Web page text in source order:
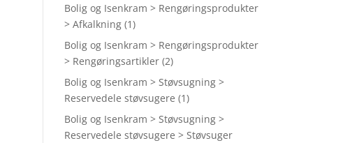
Bolig og Isenkram > Rengøringsprodukter
> Afkalkning (1)
Bolig og Isenkram > Rengøringsprodukter
> Rengøringsartikler (2)
Bolig og Isenkram > Støvsugning >
Reservedele støvsugere (1)
Bolig og Isenkram > Støvsugning >
Reservedele støvsugere > Støvsuger